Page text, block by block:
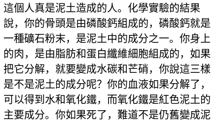
這個人真是泥土造成的人。化學實驗的結果
說，你的骨頭是由磷酸鈣組成的，磷酸鈣就是
一種礦石粉末，是泥土中的成分之一。你身上
的肉，是由脂肪和蛋白纖維細胞組成的，如果
把它分解，就要變成水碳和芒硝，你說這三樣
是不是泥土的成分呢？你的血液如果分解了，
可以得到水和氧化鐵，而氧化鐵是紅色泥土的
主要成分。你如果死了，難道不是仍舊變成泥